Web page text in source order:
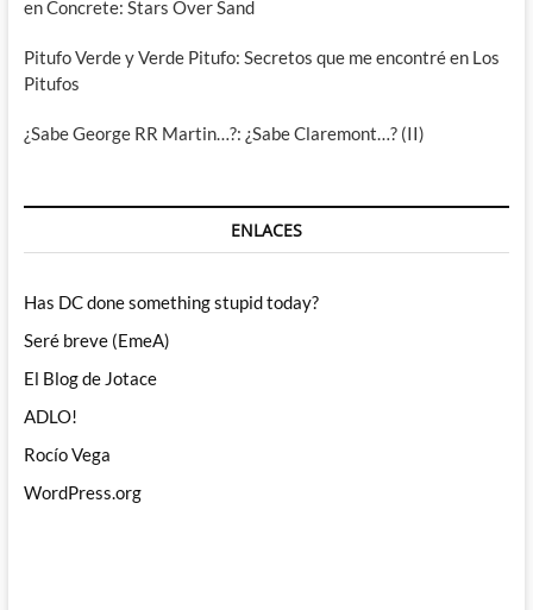
en Concrete: Stars Over Sand
Pitufo Verde y Verde Pitufo: Secretos que me encontré en Los
Pitufos
¿Sabe George RR Martin…?: ¿Sabe Claremont…? (II)
ENLACES
Has DC done something stupid today?
Seré breve (EmeA)
El Blog de Jotace
ADLO!
Rocío Vega
WordPress.org